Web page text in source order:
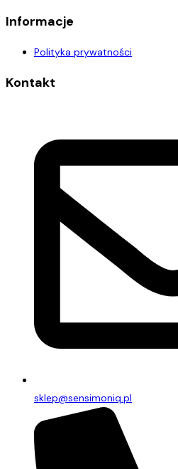
Informacje
Polityka prywatności
Kontakt
sklep@sensimoniq.pl